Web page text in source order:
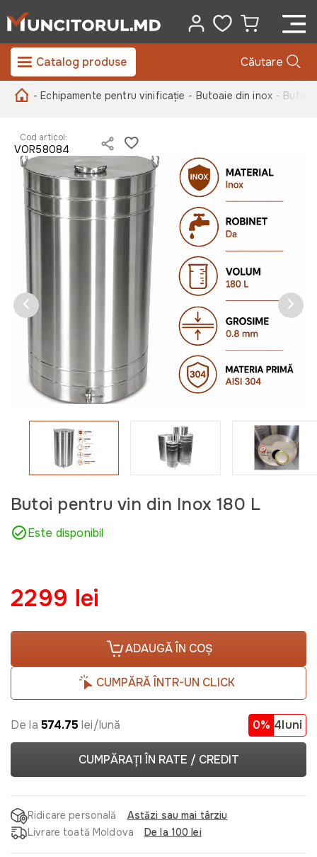
Catalog produse Căutare
- Echipamente pentru vinificație - Butoaie din inox - Butoi
Cod articol:
VOR58084
Butoi pentru vin din Inox 180 L
Este disponibil
2299 lei
ADAUGĂ ÎN COȘ
CUMPĂRĂ ÎNTR-UN CLICK
De la 574.75 lei/lună 0% 4luni
CUMPĂRAȚI ÎN RATE / CREDIT
Ridicare personală
Astăzi sau mai târziu
Livrare toată Moldova
De la 100 lei